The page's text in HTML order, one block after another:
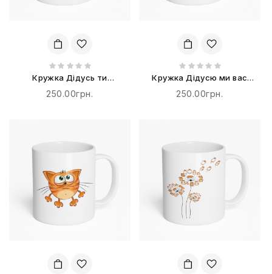
Кружка Дідусь ти
найкращий
250.00грн.
Кружка Дідусю ми вас
любимо
250.00грн.